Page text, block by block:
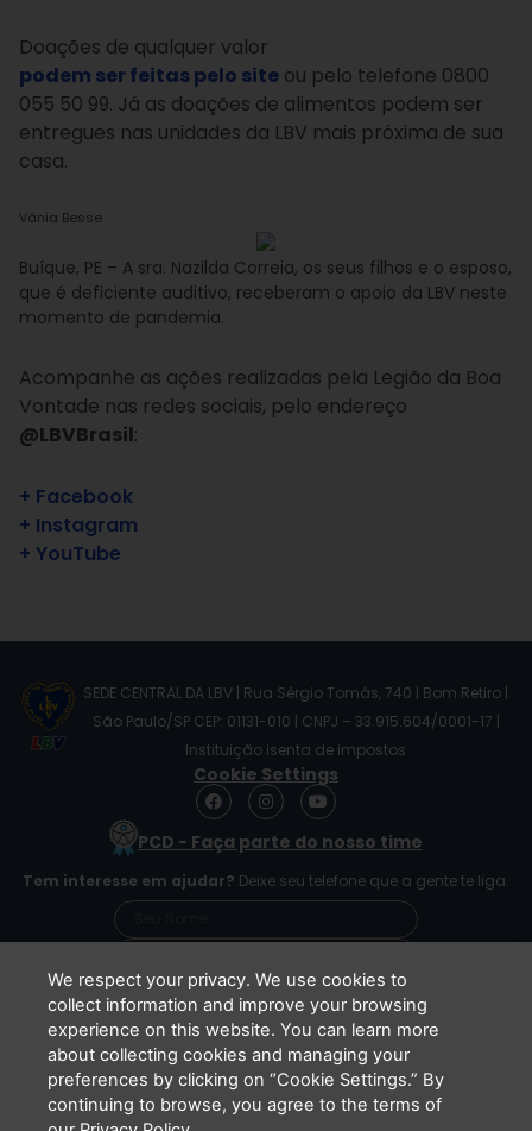
Doações de qualquer valor
podem ser feitas pelo site ou pelo telefone 0800
055 50 99. Já as doações de alimentos podem ser
entregues nas unidades da LBV mais próxima de sua
casa.
Vânia Besse
Buíque, PE – A sra. Nazilda Correia, os seus filhos e o esposo,
que é deficiente auditivo, receberam o apoio da LBV neste
momento de pandemia.
Acompanhe as ações realizadas pela Legião da Boa
Vontade nas redes sociais, pelo endereço
@LBVBrasil:
+ Facebook
+ Instagram
+ YouTube
SEDE CENTRAL DA LBV | Rua Sérgio Tomás, 740 | Bom Retiro |
São Paulo/SP CEP: 01131-010 | CNPJ – 33.915.604/0001-17 |
Instituição isenta de impostos
Cookie Settings
F
a
e
o
o
I
n
s
t
g
r
m
Y
o
t
b
e
PCD - Faça parte do nosso time
Tem interesse em ajudar? Deixe seu telefone que a gente te liga.
Li e concordo que minhas informações serão
tratadas de acordo com oAviso de Privacidade
da LBV
ENVIAR
We respect your privacy. We use cookies to
collect information and improve your browsing
experience on this website. You can learn more
about collecting cookies and managing your
preferences by clicking on “Cookie Settings.” By
continuing to browse, you agree to the terms of